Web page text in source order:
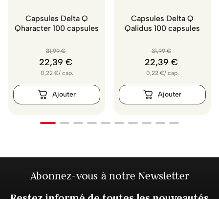
Capsules Delta Q
Qharacter 100 capsules
31,99 €
22,39 €
0,22 €/ cap.
Capsules Delta Q
Qalidus 100 capsules
31,99 €
22,39 €
0,22 €/ cap.
Abonnez-vous à notre Newsletter